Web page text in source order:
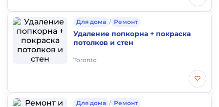
Для дома / Ремонт
Удаление попкорна + покраска
потолков и стен
Toronto
Для дома / Ремонт